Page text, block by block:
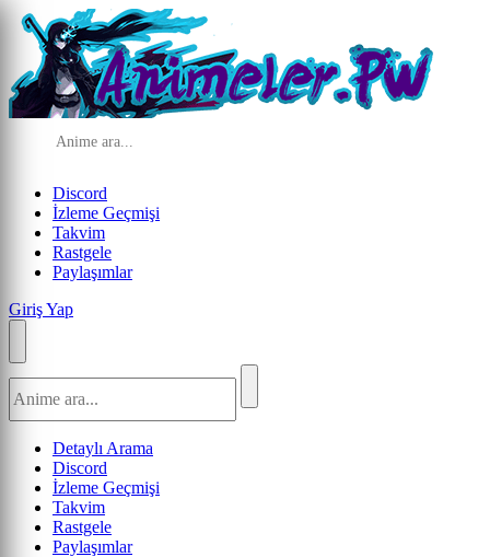
Discord
İzleme Geçmişi
Takvim
Rastgele
Paylaşımlar
Giriş Yap
Detaylı Arama
Discord
İzleme Geçmişi
Takvim
Rastgele
Paylaşımlar